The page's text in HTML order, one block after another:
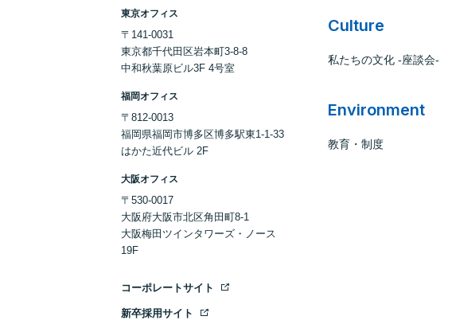
Culture
私たちの文化 -座談会-
Environment
教育・制度
東京オフィス
〒141-0031
東京都千代田区岩本町3-8-8
中和秋葉原ビル3F 4号室
福岡オフィス
〒812-0013
福岡県福岡市博多区博多駅東1-1-33
はかた近代ビル 2F
大阪オフィス
〒530-0017
大阪府大阪市北区角田町8-1
大阪梅田ツインタワーズ・ノース
19F
コーポレートサイト
新卒採用サイト